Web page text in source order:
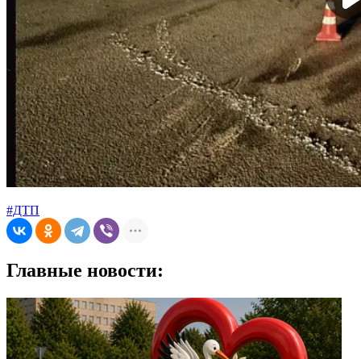
#ДТП
Главные новости: